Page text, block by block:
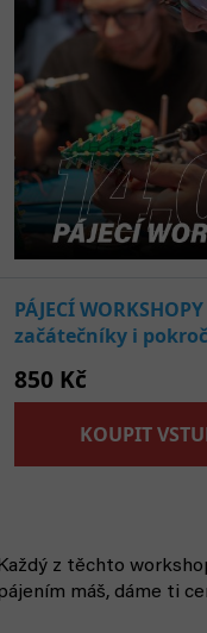
Každý z těchto
máš, dáme ti